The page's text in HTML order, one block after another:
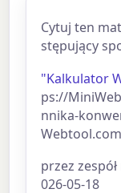
Cytuj ten
stępujący
"Kalkulator
ps://
nnika-
przez
026-05-18